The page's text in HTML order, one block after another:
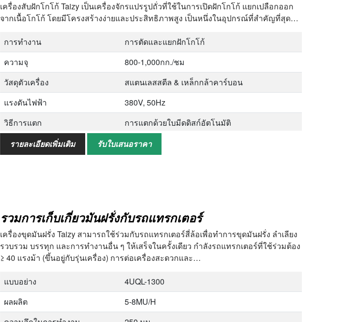
เครื่องสับฝักโกโก้ Taizy เป็นเครื่องจักรแปรรูปถั่วที่ใช้ในการเปิดฝักโกโก้ แยกเปลือกออก
จากเนื้อโกโก้ โดยมีโครงสร้างง่ายและประสิทธิภาพสูง เป็นหนึ่งในอุปกรณ์ที่สำคัญที่สุด…
การทำงาน
การตัดและแยกฝักโกโก้
ความจุ
800-1,000กก./ชม
วัสดุตัวเครื่อง
สแตนเลสสตีล & เหล็กกล้าคาร์บอน
แรงดันไฟฟ้า
380V, 50Hz
วิธีการแตก
การแตกด้วยใบมีดดิสก์อัตโนมัติ
วัสดุที่ใช้ในแอปพลิเคชัน
ฝักโกโก้สด
รายละเอียดเพิ่มเติม รับใบเสนอราคา
รวมการเก็บเกี่ยวมันฝรั่งกับรถแทรกเตอร์
เครื่องขุดมันฝรั่ง Taizy สามารถใช้ร่วมกับรถแทรกเตอร์สี่ล้อเพื่อทำการขุดมันฝรั่ง ลำเลียง
รวบรวม บรรทุก และการทำงานอื่น ๆ ให้เสร็จในครั้งเดียว กำลังรถแทรกเตอร์ที่ใช้ร่วมต้อง
≥ 40 แรงม้า (ขึ้นอยู่กับรุ่นเครื่อง) การต่อเครื่องสะดวกและ…
แบบอย่าง
4UQL-1300
ผลผลิต
5-8MU/H